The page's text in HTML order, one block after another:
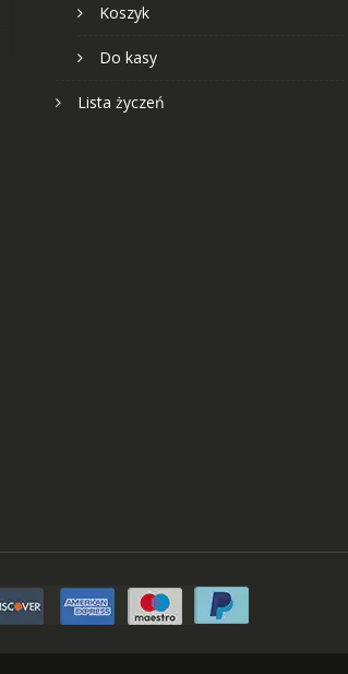
Koszyk
Do kasy
Lista życzeń